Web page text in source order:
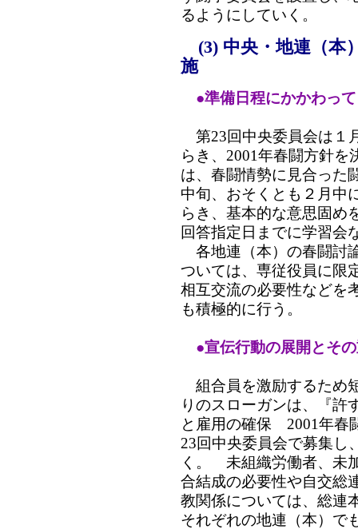
るようにしていく。
(3) 中央・地連（本
施
●準備日程にかかわって
第23回中央委員会は１
らき、2001年春闘方針
は、春闘情勢に見合った
中旬、おそくとも２月中
らき、基本的な意思固め
回答指定日までに学習会
各地連（本）の春闘討
ついては、専従役員に限
相互交流の必要性などを
も積極的に行う。
●宣伝行動の展開とそ
組合員を激励するため
りのスローガンは、『
と雇用の確保 2001年春
23回中央委員会で募集し
く。 未組織労働者、未
合結成の必要性や自交総
教関係については、総連
それぞれの地連（本）で